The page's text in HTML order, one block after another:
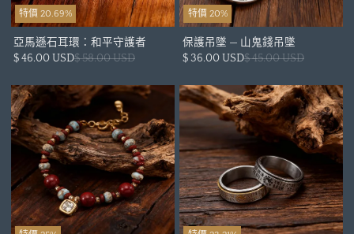
特價 20.69%
亞馬遜石耳環：和平守護者
$ 46.00 USD$ 58.00 USD
特價 20%
保護吊墜 — 山鬼錢吊墜
$ 36.00 USD$ 45.00 USD